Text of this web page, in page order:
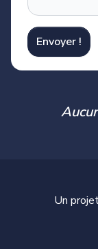
Envoyer !
Un